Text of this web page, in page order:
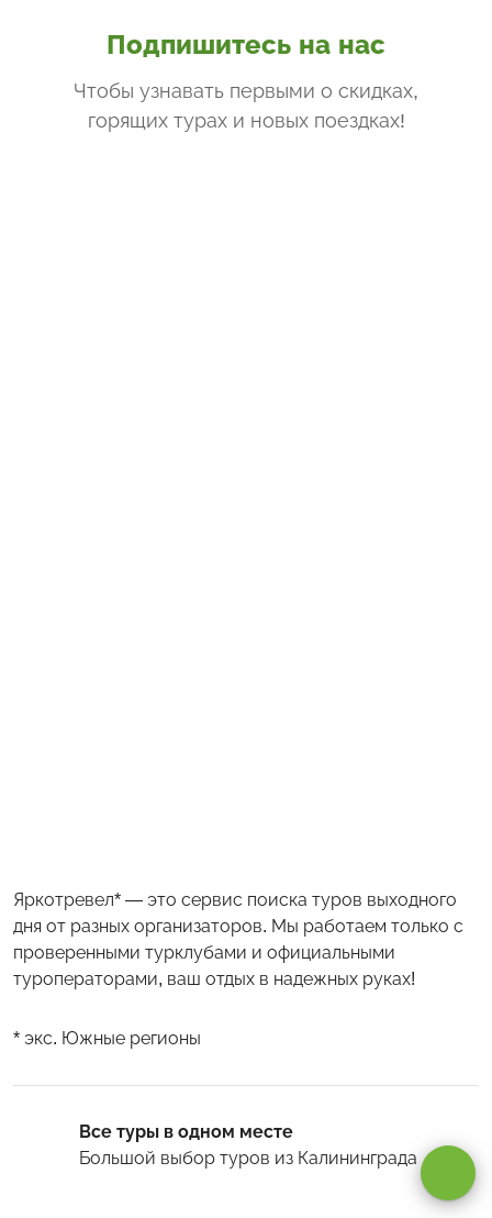
Подпишитесь на нас
Чтобы узнавать первыми о скидках,
горящих турах и новых поездках!
Яркотревел* — это сервис поиска туров выходного
дня от разных организаторов. Мы работаем только с
проверенными турклубами и официальными
туроператорами, ваш отдых в надежных руках!
* экс. Южные регионы
Все туры в одном месте
Большой выбор туров из Калининграда
Оставаясь на сайте, вы даетесогласие на обработку cookie и